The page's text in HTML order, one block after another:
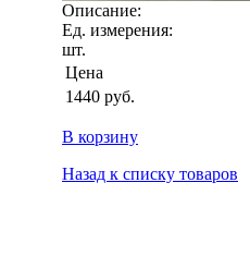
Описание:
Ед. измерения:
шт.
Цена
1440 руб.
В корзину
Назад к списку товаров